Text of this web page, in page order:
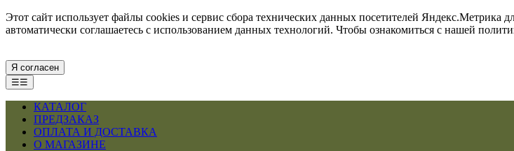
Этот сайт использует файлы cookies и сервис сбора технических данных посетителей Яндекс.Метрика
автоматически соглашаетесь с использованием данных технологий. Чтобы ознакомиться с нашей
Я согласен
☰☰
КАТАЛОГ
ПРЕДЗАКАЗ
ОПЛАТА И ДОСТАВКА
О МАГАЗИНЕ